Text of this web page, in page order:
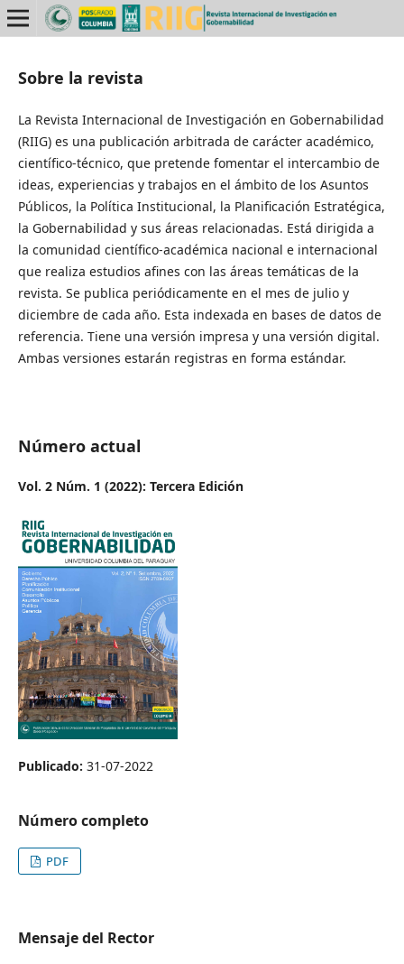
Sobre la revista
La Revista Internacional de Investigación en Gobernabilidad
(RIIG) es una publicación arbitrada de carácter académico,
científico-técnico, que pretende fomentar el intercambio de
ideas, experiencias y trabajos en el ámbito de los Asuntos
Públicos, la Política Institucional, la Planificación Estratégica,
la Gobernabilidad y sus áreas relacionadas. Está dirigida a
la comunidad científico-académica nacional e internacional
que realiza estudios afines con las áreas temáticas de la
revista. Se publica periódicamente en el mes de julio y
diciembre de cada año. Esta indexada en bases de datos de
referencia. Tiene una versión impresa y una versión digital.
Ambas versiones estarán registras en forma estándar.
Número actual
Vol. 2 Núm. 1 (2022): Tercera Edición
Publicado: 31-07-2022
Número completo
PDF
Mensaje del Rector